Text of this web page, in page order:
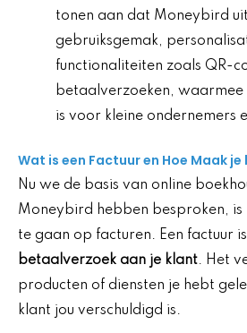
tonen aan dat Moneybird
gebruiksgemak,
functionaliteiten zoals QR-
betaalverzoeken, waarmee
is voor kleine ondernemers
Wat is een Factuur en Hoe Maak
Nu we de basis van online
Moneybird hebben besproken,
te gaan op facturen. Een factuur
betaalverzoek aan je klant. Het
producten of diensten je hebt
klant jou verschuldigd is.